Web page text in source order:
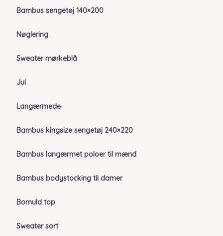
Bambus sengetøj 140×200
Nøglering
Sweater mørkeblå
Jul
Langærmede
Bambus kingsize sengetøj 240×220
Bambus langærmet poloer til mænd
Bambus bodystocking til damer
Bomuld top
Sweater sort